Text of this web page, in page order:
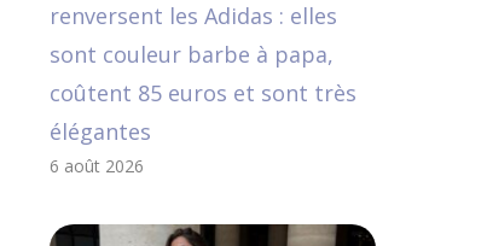
renversent les Adidas : elles
sont couleur barbe à papa,
coûtent 85 euros et sont très
élégantes
6 août 2026